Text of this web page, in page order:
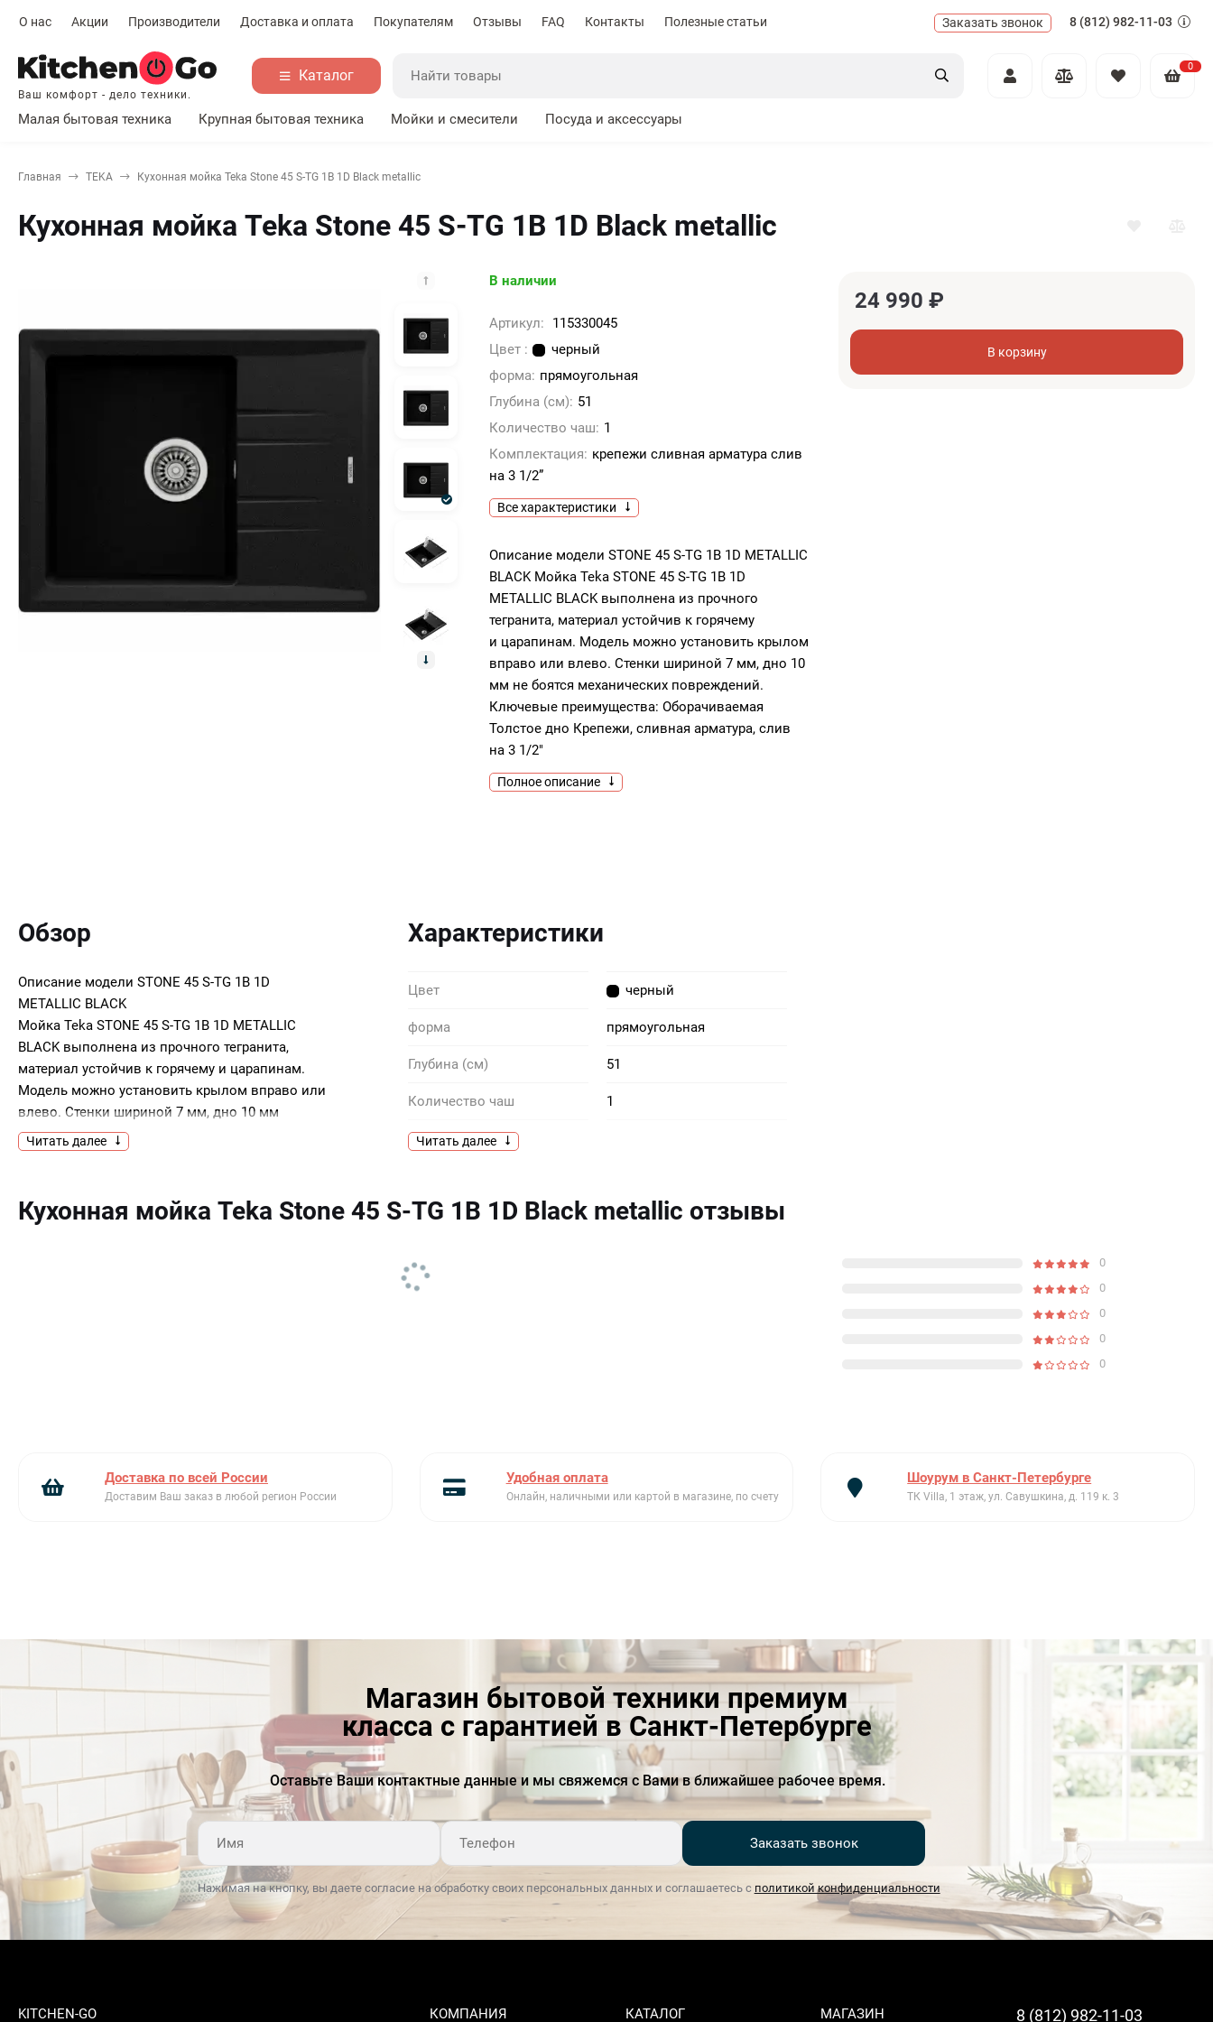
О нас Акции Производители Доставка и оплата Покупателям Отзывы FAQ Контакты Полезные статьи Заказать звонок 8 (812) 982-11-03
Ваш комфорт - дело техники.
Каталог
0
Малая бытовая техника Крупная бытовая техника Мойки и смесители Посуда и аксессуары
Главная TEKA Кухонная мойка Teka Stone 45 S-TG 1B 1D Black metallic
Кухонная мойка Teka Stone 45 S-TG 1B 1D Black metallic
В наличии
Артикул:
115330045
Цвет :
черный
форма: прямоугольная
Глубина (см): 51
Количество чаш: 1
Комплектация: крепежи сливная арматура слив
на 3 1/2”
Все характеристики
Описание модели STONE 45 S-TG 1B 1D METALLIC
BLACK Мойка Teka STONE 45 S-TG 1B 1D
METALLIC BLACK выполнена из прочного
тегранита, материал устойчив к горячему
и царапинам. Модель можно установить крылом
вправо или влево. Стенки шириной 7 мм, дно 10
мм не боятся механических повреждений.
Ключевые преимущества: Оборачиваемая
Толстое дно Крепежи, сливная арматура, слив
на 3 1/2″
Полное описание
24 990 ₽
В корзину
Обзор
Описание модели STONE 45 S-TG 1B 1D
METALLIC BLACK
Мойка Teka STONE 45 S-TG 1B 1D METALLIC
BLACK выполнена из прочного тегранита,
материал устойчив к горячему и царапинам.
Модель можно установить крылом вправо или
влево. Стенки шириной 7 мм, дно 10 мм
не боятся механических повреждений.
Оборачиваемая
Читать далее
Характеристики
Цвет черный
форма прямоугольная
Глубина (см) 51
Количество чаш 1
Комплектация
модельный ряд
Ширина шкафа (см) 45
Читать далее
Кухонная мойка Teka Stone 45 S-TG 1B 1D Black metallic отзывы
0
0
0
0
0
Доставка по всей России
Доставим Ваш заказ в любой регион России
Удобная оплата
Онлайн, наличными или картой в магазине, по счету
Шоурум в Санкт-Петербурге
ТК Villa, 1 этаж, ул. Савушкина, д. 119 к. 3
Магазин бытовой техники премиум
класса с гарантией в Санкт-Петербурге
Оставьте Ваши контактные данные и мы свяжемся с Вами в ближайшее рабочее время.
Заказать звонок
Нажимая на кнопку, вы даете согласие на обработку своих персональных данных и соглашаетесь с политикой конфиденциальности
KITCHEN-GO КОМПАНИЯ КАТАЛОГ МАГАЗИН 8 (812) 982-11-03